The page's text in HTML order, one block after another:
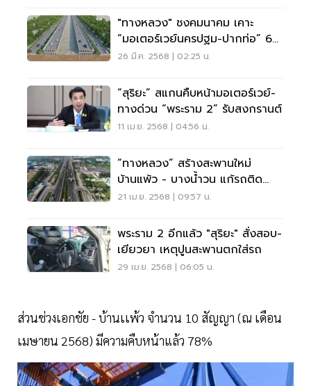
"ทางหลวง" ชงคมนาคม เคาะ
“มอเตอร์เวย์นครปฐม-ปากท่อ” 6
หมื่นล้าน
26 มี.ค. 2568 | 02:25 น.
“สุริยะ” สแกนคืบหน้ามอเตอร์เวย์-
ทางด่วน “พระราม 2” รับสงกรานต์
11 เม.ย. 2568 | 04:56 น.
“ทางหลวง” สร้างสะพานใหม่
บ้านแพ้ว - บางน้ำวน แก้รถติด
พระราม 2
21 เม.ย. 2568 | 09:57 น.
พระราม 2 อีกแล้ว "สุริยะ" สั่งสอบ-
เยียวยา เหตุปูนสะพานตกใส่รถ
29 เม.ย. 2568 | 06:05 น.
ส่วนช่วงเอกชัย - บ้านเเพ้ว จำนวน 10 สัญญา (ณ เดือน
เมษายน 2568) มีความคืบหน้าแล้ว 78%